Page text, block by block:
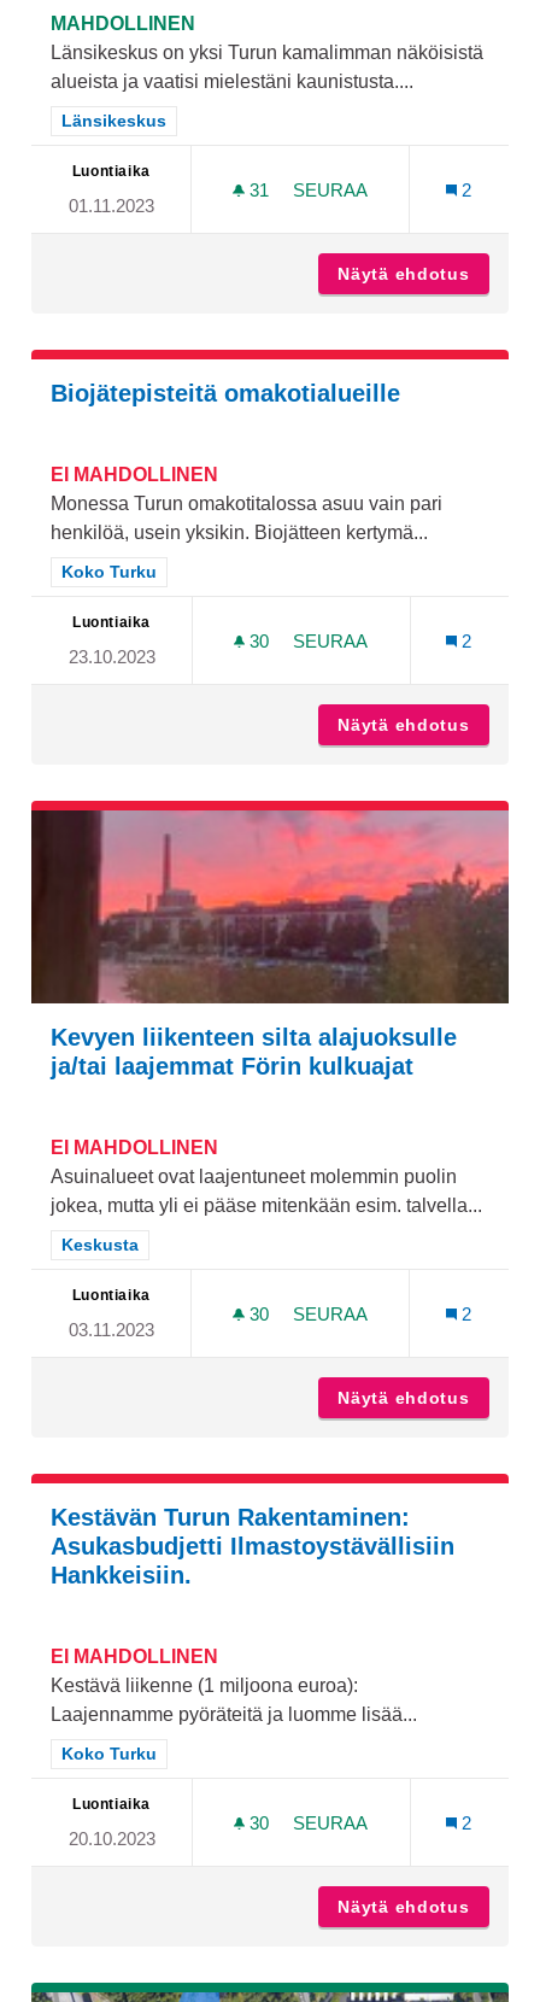
MAHDOLLINEN
Länsikeskus on yksi Turun kamalimman näköisistä
alueista ja vaatisi mielestäni kaunistusta....
Rajaa tulokset teeman mukaan: Länsikeskus
Länsikeskus
Luontiaika
01.11.2023
31 31 SEURAAJAA
SEURAA
2
Näytä ehdotus
Biojätepisteitä omakotialueille
EI MAHDOLLINEN
Monessa Turun omakotitalossa asuu vain pari
henkilöä, usein yksikin. Biojätteen kertymä...
Rajaa tulokset teeman mukaan: Koko Turku
Koko Turku
Luontiaika
23.10.2023
30 30 SEURAAJAA
SEURAA
2
Näytä ehdotus
Kevyen liikenteen silta alajuoksulle
ja/tai laajemmat Förin kulkuajat
EI MAHDOLLINEN
Asuinalueet ovat laajentuneet molemmin puolin
jokea, mutta yli ei pääse mitenkään esim. talvella...
Rajaa tulokset teeman mukaan: Keskusta
Keskusta
Luontiaika
03.11.2023
30 30 SEURAAJAA
SEURAA
2
Näytä ehdotus
Kestävän Turun Rakentaminen:
Asukasbudjetti Ilmastoystävällisiin
Hankkeisiin.
EI MAHDOLLINEN
Kestävä liikenne (1 miljoona euroa):
Laajennamme pyöräteitä ja luomme lisää...
Rajaa tulokset teeman mukaan: Koko Turku
Koko Turku
Luontiaika
20.10.2023
30 30 SEURAAJAA
SEURAA
2
Näytä ehdotus